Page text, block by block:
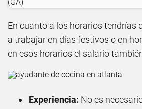
En cuanto a los horarios tendrías
a trabajar en días festivos o en
en esos horarios el salario
Experiencia: No es